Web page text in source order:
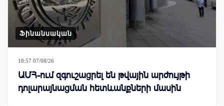
Ֆինանսական
18:57 07/08/26
ԱՄՀ-ում զգուշացրել են թվային արժույթի
դոլարայնացման հետևանքների մասին